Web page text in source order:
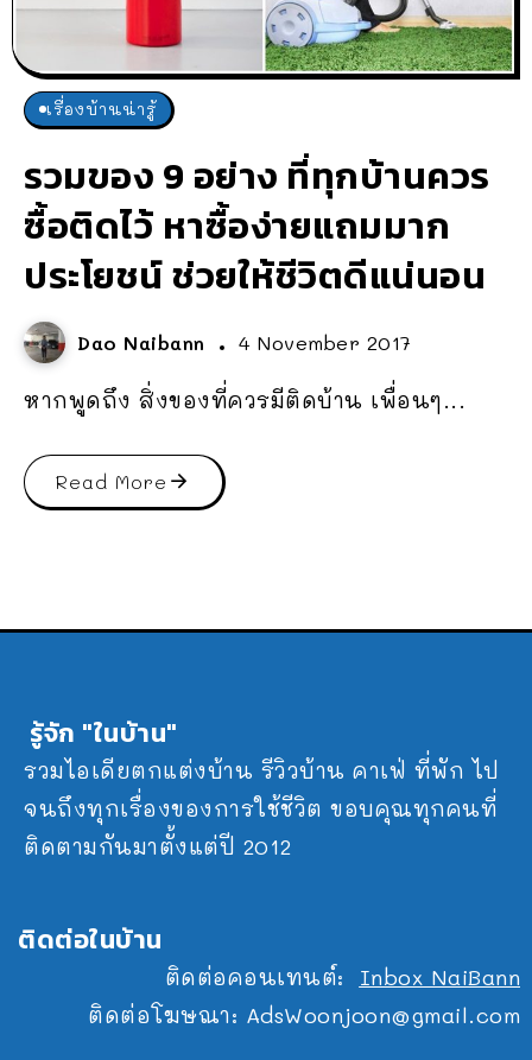
เรื่องบ้านน่ารู้
รวมของ 9 อย่าง ที่ทุกบ้านควร
ซื้อติดไว้ หาซื้อง่ายแถมมาก
ประโยชน์ ช่วยให้ชีวิตดีแน่นอน
Dao Naibann 4 November 2017
หากพูดถึง สิ่งของที่ควรมีติดบ้าน เพื่อนๆ...
Read More
รู้จัก "ในบ้าน"
รวมไอเดียตกแต่งบ้าน รีวิวบ้าน คาเฟ่ ที่พัก ไป
จนถึงทุกเรื่องของการใช้ชีวิต ขอบคุณทุกคนที่
ติดตามกันมาตั้งแต่ปี 2012
ติดต่อในบ้าน
ติดต่อคอนเทนต์: Inbox NaiBann
ติดต่อโฆษณา: AdsWoonjoon@gmail.com